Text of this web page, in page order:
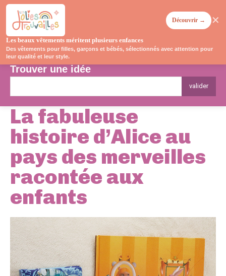
Trouver une idée
valider
La fabuleuse
histoire d’Alice au
pays des merveilles
racontée aux
enfants
Les beaux vêtements méritent plusieurs enfances
Des vêtements pour filles, garçons et bébés, sélectionnés avec attention pour
leur qualité et leur style.
Découvrir → ✕